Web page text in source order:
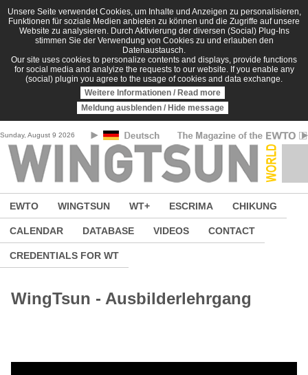
Skip to main content
Unsere Seite verwendet Cookies, um Inhalte und Anzeigen zu personalisieren,
Funktionen für soziale Medien anbieten zu können und die Zugriffe auf unsere
Website zu analysieren. Durch Aktivierung der diversen (Social) Plug-Ins
stimmen Sie der Verwendung von Cookies zu und erlauben den
Datenaustausch.
Our site uses cookies to personalize contents and displays, provide functions
for social media and analyize the requests to our website. If you enable any
(social) plugin you agree to the usage of cookies and data exchange.
Weitere Informationen / Read more
Meldung ausblenden / Hide message
Sunday, August 9 2026
EWTO WINGTSUN WT+ ESCRIMA CHIKUNG
CALENDAR DATABASE VIDEOS CONTACT
CREDENTIALS FOR WT
WingTsun - Ausbilderlehrgang